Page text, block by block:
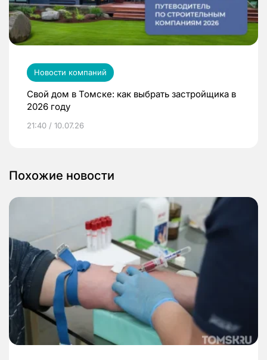
Новости компаний
Свой дом в Томске: как выбрать застройщика в
2026 году
21:40 / 10.07.26
Похожие новости